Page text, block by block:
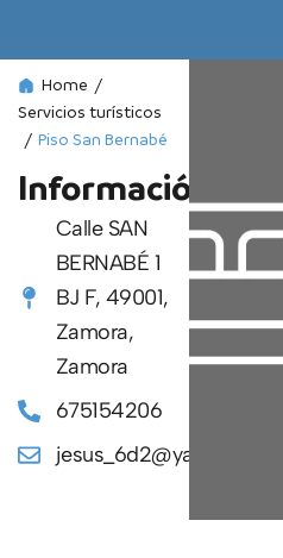
Home /
Servicios turísticos
/ Piso San Bernabé
Información
Calle SAN
BERNABÉ 1
BJ F, 49001,
Zamora,
Zamora
675154206
jesus_6d2@yahoo.es